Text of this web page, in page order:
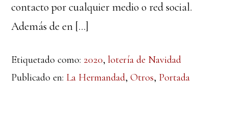
contacto por cualquier medio o red social.
Además de en […]
Etiquetado como: 2020,lotería de Navidad
Publicado en: La Hermandad,Otros, Portada